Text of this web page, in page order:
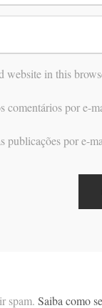
website in this
comentários por e-
publicações por e-
spam. Saiba como